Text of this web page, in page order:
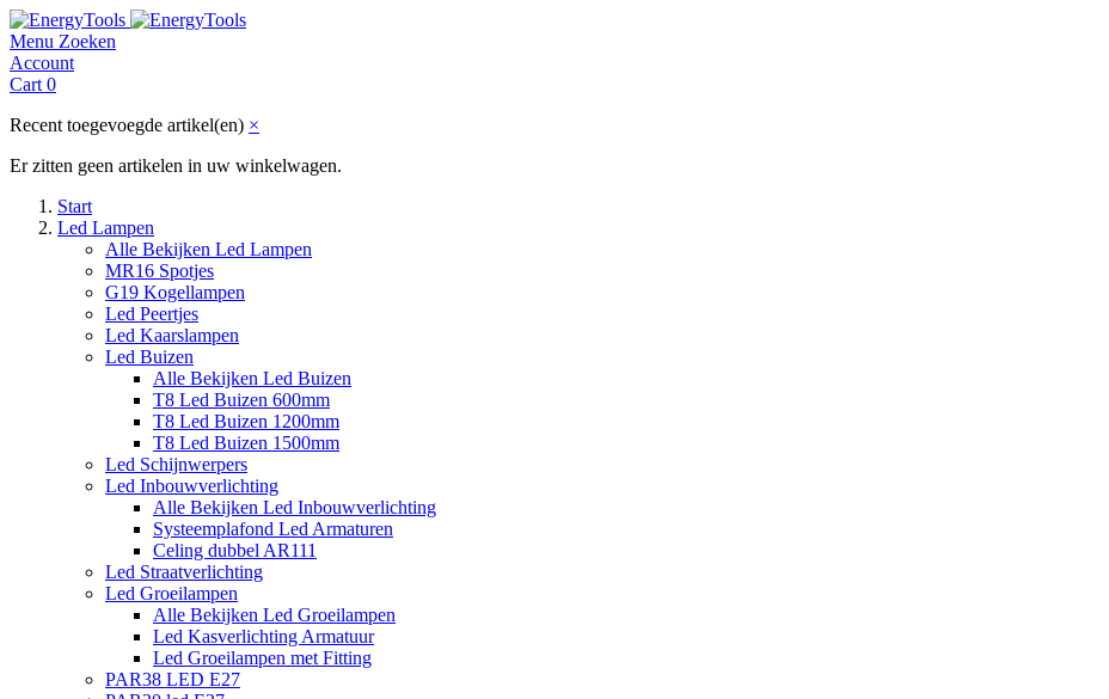
Menu Zoeken
Account
Cart 0
Recent toegevoegde artikel(en) ×
Er zitten geen artikelen in uw winkelwagen.
Start
Led Lampen
Alle Bekijken Led Lampen
MR16 Spotjes
G19 Kogellampen
Led Peertjes
Led Kaarslampen
Led Buizen
Alle Bekijken Led Buizen
T8 Led Buizen 600mm
T8 Led Buizen 1200mm
T8 Led Buizen 1500mm
Led Schijnwerpers
Led Inbouwverlichting
Alle Bekijken Led Inbouwverlichting
Systeemplafond Led Armaturen
Celing dubbel AR111
Led Straatverlichting
Led Groeilampen
Alle Bekijken Led Groeilampen
Led Kasverlichting Armatuur
Led Groeilampen met Fitting
PAR38 LED E27